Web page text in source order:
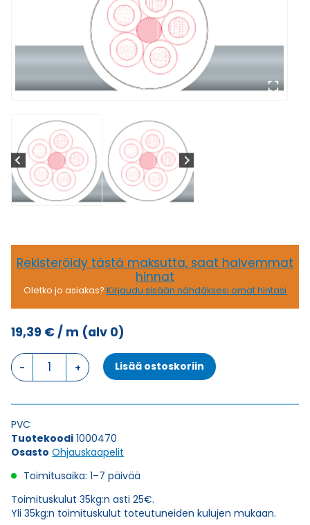
Rekisteröidy tästä maksutta, saat halvemmat
hinnat
Oletko jo asiakas? Kirjaudu sisään nähdäksesi omat hintasi
19,39 €/ m (alv 0)
Ohjauskaapeli
ÖPVC-
14G2,5
Lisää ostoskoriin
PVC
Tuotekoodi 1000470
Osasto Ohjauskaapelit
Toimitusaika: 1–7 päivää
Toimituskulut 35kg:n asti 25€.
Yli 35kg:n toimituskulut toteutuneiden kulujen mukaan.